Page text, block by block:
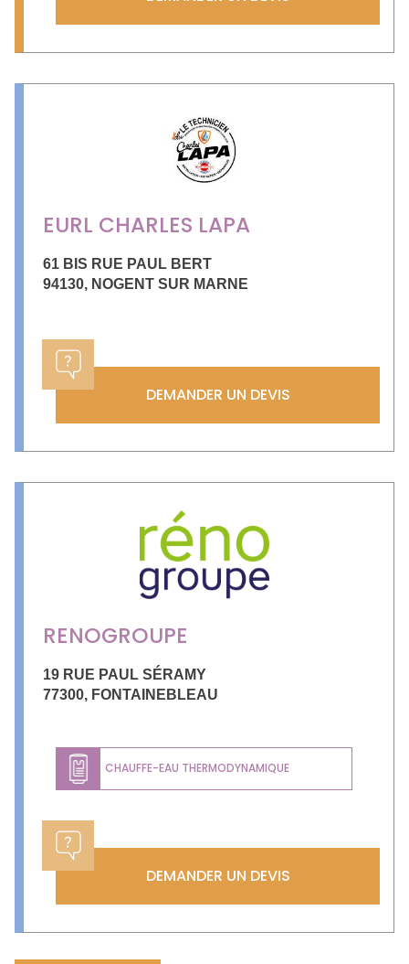
EURL CHARLES LAPA
61 BIS RUE PAUL BERT
94130, NOGENT SUR MARNE
DEMANDER UN DEVIS
RENOGROUPE
19 RUE PAUL SÉRAMY
77300, FONTAINEBLEAU
CHAUFFE-EAU THERMODYNAMIQUE
DEMANDER UN DEVIS